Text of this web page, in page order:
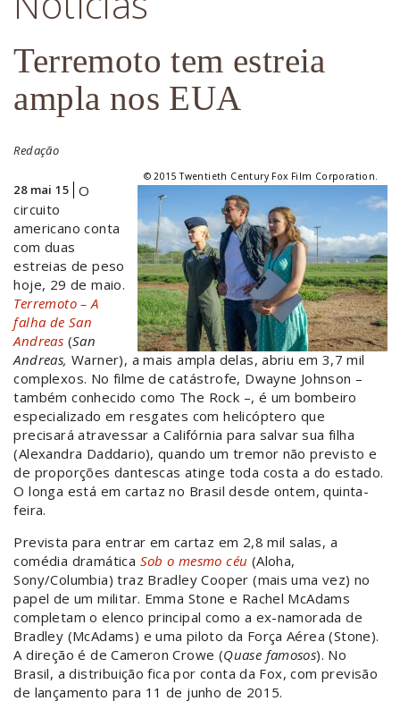
Terremoto tem estreia
ampla nos EUA
Redação
28 mai 15
© 2015 Twentieth Century Fox Film Corporation.
O
circuito
americano conta
com duas
estreias de peso
hoje, 29 de maio.
Terremoto – A
falha de San
Andreas (San
Andreas, Warner), a mais ampla delas, abriu em 3,7 mil
complexos. No filme de catástrofe, Dwayne Johnson –
também conhecido como The Rock –, é um bombeiro
especializado em resgates com helicóptero que
precisará atravessar a Califórnia para salvar sua filha
(Alexandra Daddario), quando um tremor não previsto e
de proporções dantescas atinge toda costa a do estado.
O longa está em cartaz no Brasil desde ontem, quinta-
feira.
Prevista para entrar em cartaz em 2,8 mil salas, a
comédia dramática Sob o mesmo céu (Aloha,
Sony/Columbia) traz Bradley Cooper (mais uma vez) no
papel de um militar. Emma Stone e Rachel McAdams
completam o elenco principal como a ex-namorada de
Bradley (McAdams) e uma piloto da Força Aérea (Stone).
A direção é de Cameron Crowe (Quase famosos). No
Brasil, a distribuição fica por conta da Fox, com previsão
de lançamento para 11 de junho de 2015.